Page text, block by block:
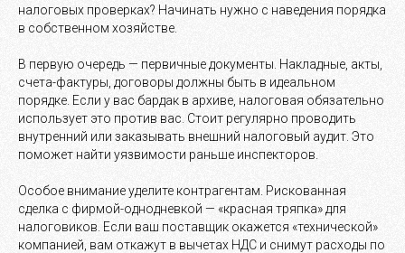
налоговых проверках? Начинать нужно с наведения порядка
в собственном хозяйстве.
В первую очередь — первичные документы. Накладные, акты,
счета-фактуры, договоры должны быть в идеальном
порядке. Если у вас бардак в архиве, налоговая обязательно
использует это против вас. Стоит регулярно проводить
внутренний или заказывать внешний налоговый аудит. Это
поможет найти уязвимости раньше инспекторов.
Особое внимание уделите контрагентам. Рискованная
сделка с фирмой-однодневкой — «красная тряпка» для
налоговиков. Если ваш поставщик окажется «технической»
компанией, вам откажут в вычетах НДС и снимут расходы по